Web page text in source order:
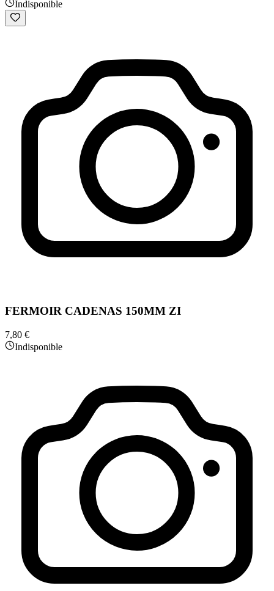
Indisponible
FERMOIR CADENAS 150MM ZI
7,80 €
Indisponible